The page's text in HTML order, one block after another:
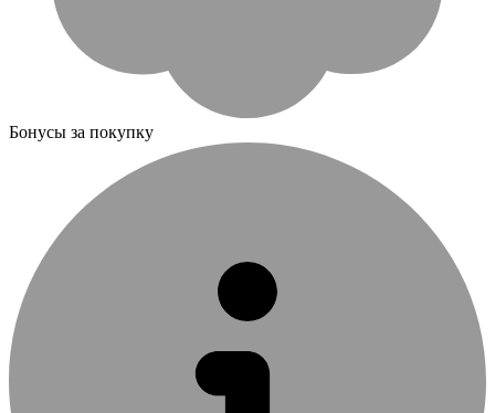
Бонусы за покупку